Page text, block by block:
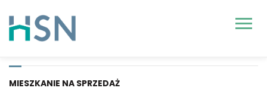
DOBRA (SZCZECIŃSKA),
MIERZYN
MIESZKANIE NA SPRZEDAŻ